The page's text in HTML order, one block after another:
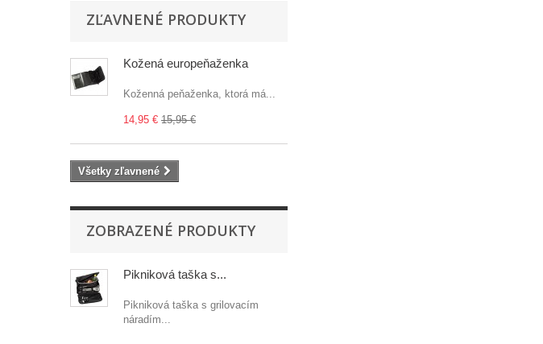
ZĽAVNENÉ PRODUKTY
Kožená europeňaženka
Koženná peňaženka, ktorá má...
14,95 € 15,95 €
Všetky zľavnené
ZOBRAZENÉ PRODUKTY
Pikniková taška s...
Pikniková taška s grilovacím
náradím...